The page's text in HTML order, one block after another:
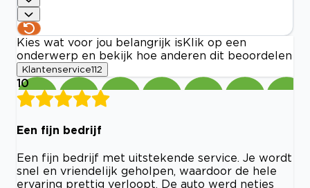
Kies wat voor jou belangrijk is Klik op een
onderwerp en bekijk hoe anderen dit beoordelen
Klantenservice112
10
Een fijn bedrijf
Een fijn bedrijf met uitstekende service. Je wordt
snel en vriendelijk geholpen, waardoor de hele
ervaring prettig verloopt. De auto werd netjes